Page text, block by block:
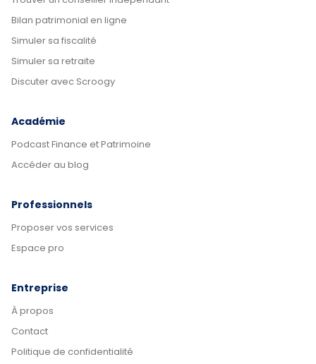
Bilan patrimonial en ligne
Simuler sa fiscalité
Simuler sa retraite
Discuter avec Scroogy
Académie
Podcast Finance et Patrimoine
Accéder au blog
Professionnels
Proposer vos services
Espace pro
Entreprise
À propos
Contact
Politique de confidentialité